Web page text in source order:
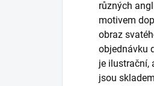
různých
motivem
obraz
objednávku
je ilustrační,
jsou